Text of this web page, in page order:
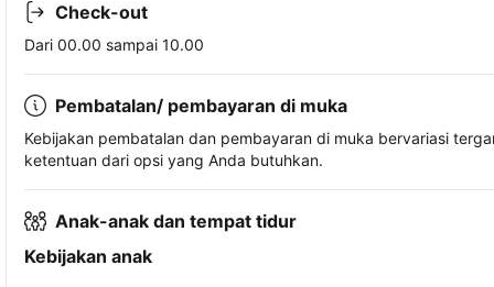
Check-out
Dari 00.00 sampai 10.00
Pembatalan/ pembayaran di muka
Kebijakan pembatalan dan pembayaran di muka bervariasi
ketentuan dari opsi yang Anda butuhkan.
Anak-anak dan tempat tidur
Kebijakan anak